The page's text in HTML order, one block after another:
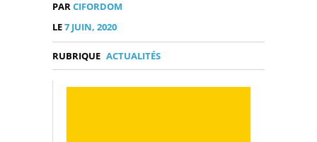
PARCIFORDOM
LE7 JUIN, 2020
RUBRIQUE ACTUALITÉS